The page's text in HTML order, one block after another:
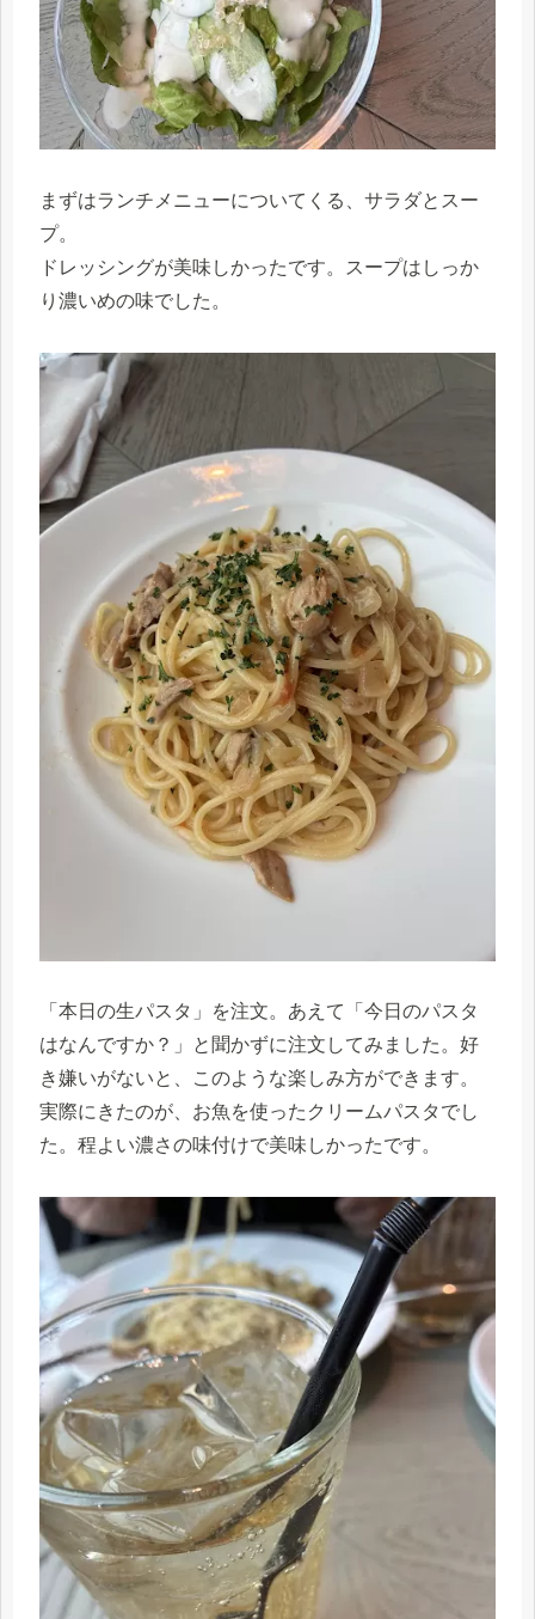
まずはランチメニューについてくる、サラダとスー
プ。
ドレッシングが美味しかったです。スープはしっか
り濃いめの味でした。
「本日の生パスタ」を注文。あえて「今日のパスタ
はなんですか？」と聞かずに注文してみました。好
き嫌いがないと、このような楽しみ方ができます。
実際にきたのが、お魚を使ったクリームパスタでし
た。程よい濃さの味付けで美味しかったです。